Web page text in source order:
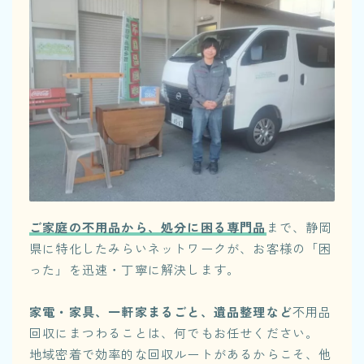
ご家庭の不用品から、処分に困る専門品 まで、静岡
県に特化したみらいネットワークが、お客様の「困
った」を迅速・丁寧に解決します。
家電・家具、一軒家まるごと、遺品整理など不用品
回収にまつわることは、何でもお任せください。
地域密着で効率的な回収ルートがあるからこそ、他